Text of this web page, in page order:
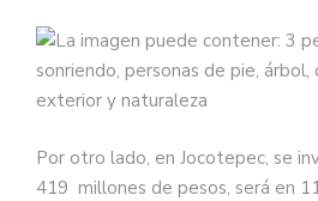
Por otro lado, en Jocotepec, se
419 millones de pesos, será en